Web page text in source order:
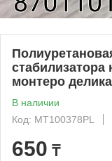
монтеро
В наличии
Код: MT100378PL
650 ₸